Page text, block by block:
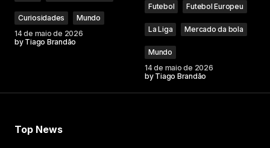
Curiosidades
Mundo
14 de maio de 2026
by Tiago Brandão
Futebol Futebol Europeu
La Liga Mercado da bola
Mundo
14 de maio de 2026
by Tiago Brandão
Top News